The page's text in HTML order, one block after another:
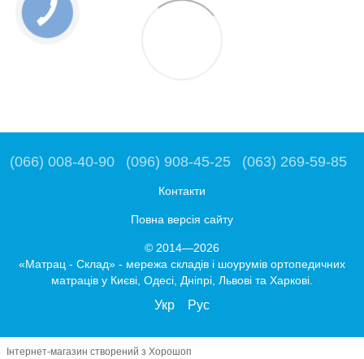
(066) 008-40-90 (096) 908-45-25 (063) 269-59-85
Контакти
Повна версія сайту
© 2014—2026
«Матрац - Склад» - мережа складів і шоурумів ортопедичних
матраців у Києві, Одесі, Дніпрі, Львові та Харкові.
Укр Рус
Інтернет-магазин створений з Хорошоп